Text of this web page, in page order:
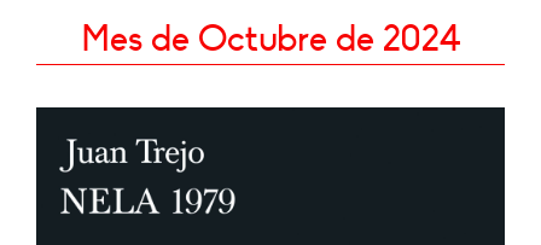
Mes de Octubre de 2024